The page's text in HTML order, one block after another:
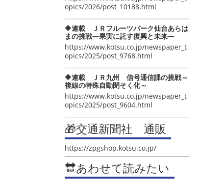
opics/2026/post_10188.html
🔶連載 ＪＲフルーツパーク仙台あらは
まの挑戦―果実に託す復興と未来―
https://www.kotsu.co.jp/newspaper_t
opics/2025/post_9768.html
🔶連載 ＪＲ九州 信号通信課の挑戦～
複線の特殊自動閉そく化～
https://www.kotsu.co.jp/newspaper_t
opics/2025/post_9604.html
🎁交通新聞社 通販
https://zpgshop.kotsu.co.jp/
🔛あわせて読みたい